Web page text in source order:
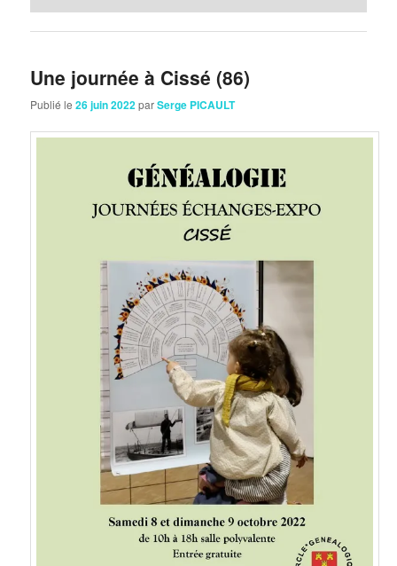
Une journée à Cissé (86)
Publié le26 juin 2022parSerge PICAULT